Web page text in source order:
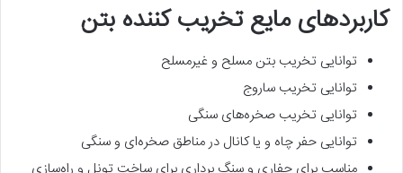
کاربردهای مایع تخریب کننده بتن
توانایی تخریب بتن مسلح و غیرمسلح
توانایی تخریب ساروج
توانایی تخریب صخره‌های سنگی
توانایی حفر چاه و یا کانال در مناطق صخره‌ای و سنگی